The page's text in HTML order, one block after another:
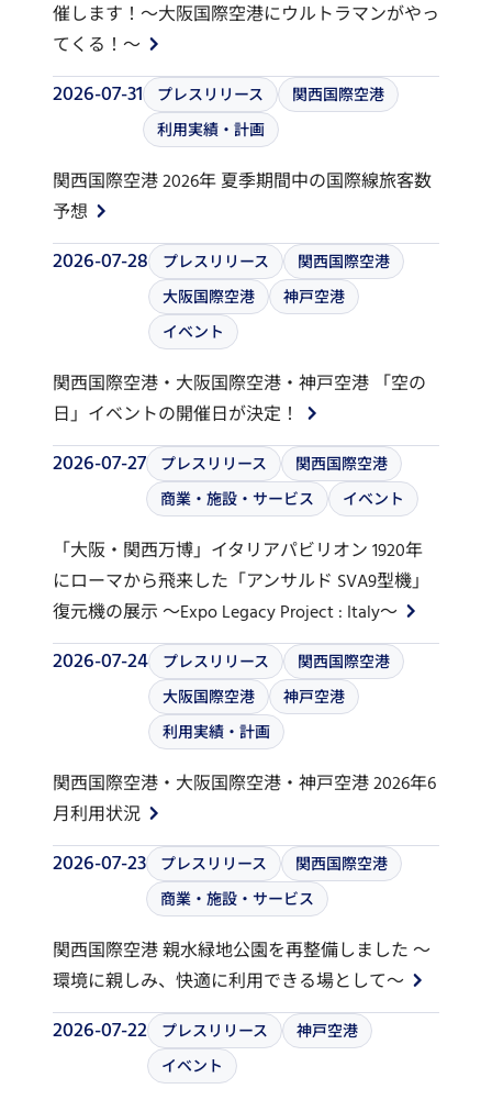
催します！～大阪国際空港にウルトラマンがやっ
てくる！～
2026-07-31 プレスリリース
関西国際空港
利用実績・計画
関西国際空港 2026年 夏季期間中の国際線旅客数
予想
2026-07-28 プレスリリース
関西国際空港
大阪国際空港
神戸空港
イベント
関西国際空港・大阪国際空港・神戸空港 「空の
日」イベントの開催日が決定！
2026-07-27 プレスリリース
関西国際空港
商業・施設・サービス
イベント
「大阪・関西万博」イタリアパビリオン 1920年
にローマから飛来した「アンサルド SVA9型機」
復元機の展示 ～Expo Legacy Project : Italy～
2026-07-24 プレスリリース
関西国際空港
大阪国際空港
神戸空港
利用実績・計画
関西国際空港・大阪国際空港・神戸空港 2026年6
月利用状況
2026-07-23 プレスリリース
関西国際空港
商業・施設・サービス
関西国際空港 親水緑地公園を再整備しました ～
環境に親しみ、快適に利用できる場として～
2026-07-22 プレスリリース
神戸空港
イベント